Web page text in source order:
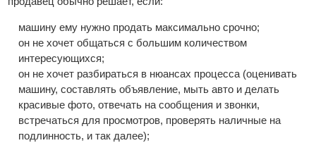
машину ему нужно продать максимально срочно;
он не хочет общаться с большим количеством
интересующихся;
он не хочет разбираться в нюансах процесса (оценивать
машину, составлять объявление, мыть авто и делать
красивые фото, отвечать на сообщения и звонки,
встречаться для просмотров, проверять наличные на
подлинность, и так далее);